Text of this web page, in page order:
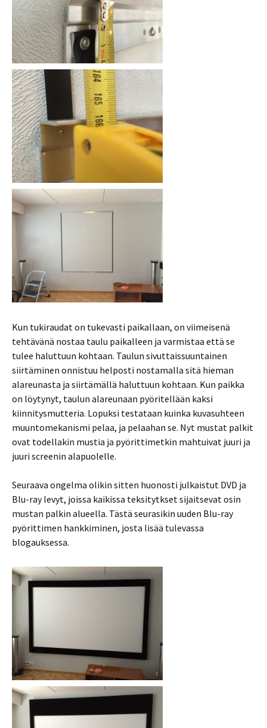
Kun tukiraudat on tukevasti paikallaan, on viimeisenä
tehtävänä nostaa taulu paikalleen ja varmistaa että se
tulee haluttuun kohtaan. Taulun sivuttaissuuntainen
siirtäminen onnistuu helposti nostamalla sitä hieman
alareunasta ja siirtämällä haluttuun kohtaan. Kun paikka
on löytynyt, taulun alareunaan pyöritellään kaksi
kiinnitysmutteria. Lopuksi testataan kuinka kuvasuhteen
muuntomekanismi pelaa, ja pelaahan se. Nyt mustat palkit
ovat todellakin mustia ja pyörittimetkin mahtuivat juuri ja
juuri screenin alapuolelle.
Seuraava ongelma olikin sitten huonosti julkaistut DVD ja
Blu-ray levyt, joissa kaikissa teksitytkset sijaitsevat osin
mustan palkin alueella. Tästä seurasikin uuden Blu-ray
pyörittimen hankkiminen, josta lisää tulevassa
blogauksessa.